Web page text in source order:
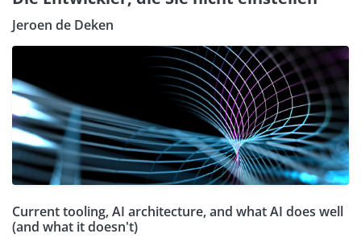
Jeroen de Deken
Current tooling, AI architecture, and what AI does well
(and what it doesn't)